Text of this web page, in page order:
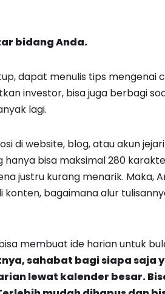
bidang Anda.
dapat menulis tips mengenai
investor, bisa juga berbagi
lagi.
di website, blog, atau akun
bisa maksimal 280
justru kurang menarik. Maka,
bagaimana alur
membuat ide harian untuk
sahabat bagi siapa saja
lewat kalender besar.